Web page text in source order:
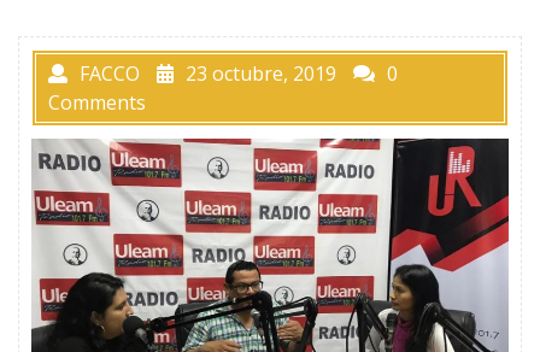
FACCO 23 octubre, 2019
0
Comments